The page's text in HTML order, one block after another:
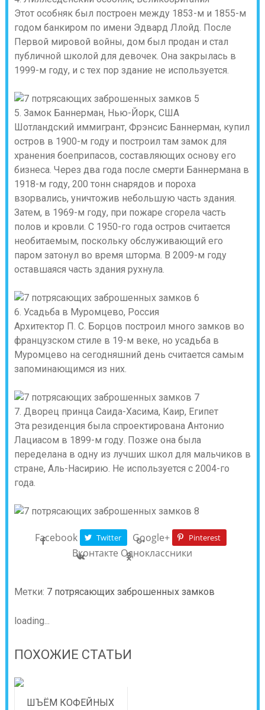
Этот особняк был построен между 1853-м и 1855-м
годом банкиром по имени Эдвард Ллойд. После
Первой мировой войны, дом был продан и стал
публичной школой для девочек. Она закрылась в
1999-м году, и с тех пор здание не используется.
5. Замок Баннерман, Нью-Йорк, США
Шотландский иммигрант, Фрэнсис Баннерман, купил
остров в 1900-м году и построил там замок для
хранения боеприпасов, составляющих основу его
бизнеса. Через два года после смерти Баннермана в
1918-м году, 200 тонн снарядов и пороха
взорвались, уничтожив небольшую часть здания.
Затем, в 1969-м году, при пожаре сгорела часть
полов и кровли. С 1950-го года остров считается
необитаемым, поскольку обслуживающий его
паром затонул во время шторма. В 2009-м году
оставшаяся часть здания рухнула.
6. Усадьба в Муромцево, Россия
Архитектор П. С. Борцов построил много замков во
французском стиле в 19-м веке, но усадьба в
Муромцево на сегодняшний день считается самым
запоминающимся из них.
7. Дворец принца Саида-Хасима, Каир, Египет
Эта резиденция была спроектирована Антонио
Лациасом в 1899-м году. Позже она была
переделана в одну из лучших школ для мальчиков в
стране, Аль-Насирию. Не используется с 2004-го
года.
Facebook Twitter Google+ Pinterest
Вконтакте Одноклассники
Метки: 7 потрясающих заброшенных замков
loading...
ПОХОЖИЕ СТАТЬИ
ШЪЁМ КОФЕЙНЫХ